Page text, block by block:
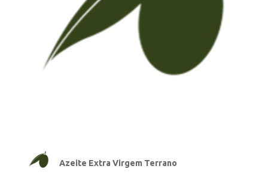
Azeite Extra Virgem Terrano